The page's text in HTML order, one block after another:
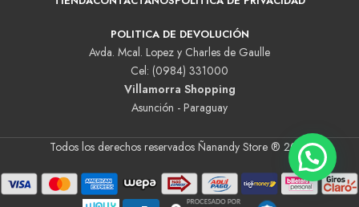
POLITICA DE DEVOLUCIÓN
Avda. Mcal. Lopez y Charles de Gaulle
Cel: (0984) 331000
Villamorra Shopping
Asunción - Paraguay
Todos los derechos reservados Ñanandy Store ® 2025